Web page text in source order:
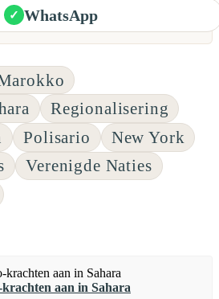
✓ WhatsApp
Regionalisering
Polisario
New York
Verenigde Naties
aan in Sahara